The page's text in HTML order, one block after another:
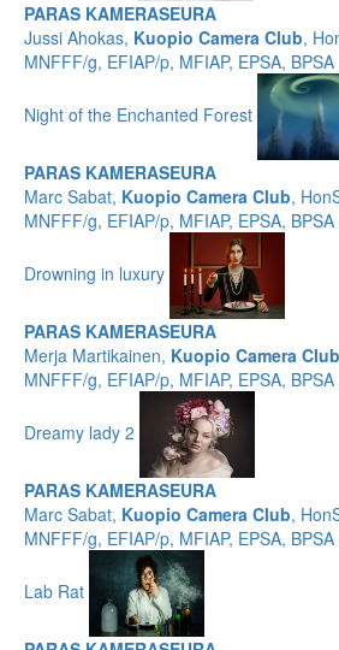
PARAS KAMERASEURA
Jussi Ahokas, Kuopio Camera Club,
MNFFF/g, EFIAP/p, MFIAP, EPSA,
Night of the Enchanted Forest
PARAS KAMERASEURA
Marc Sabat, Kuopio Camera Club,
MNFFF/g, EFIAP/p, MFIAP, EPSA,
Drowning in luxury
PARAS KAMERASEURA
Merja Martikainen, Kuopio Camera Club
MNFFF/g, EFIAP/p, MFIAP, EPSA,
Dreamy lady 2
PARAS KAMERASEURA
Marc Sabat, Kuopio Camera Club,
MNFFF/g, EFIAP/p, MFIAP, EPSA,
Lab Rat